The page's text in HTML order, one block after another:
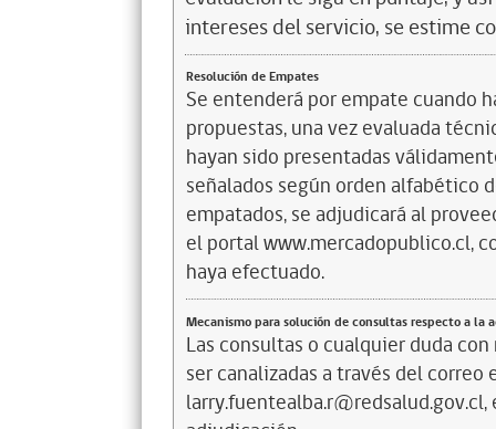
intereses del servicio, se estime
Resolución de Empates
Se entenderá por empate cuando
propuestas, una vez evaluada
hayan sido presentadas
señalados según orden alfabético
empatados, se adjudicará al
el portal www.mercadopublico.cl,
haya efectuado.
Mecanismo para solución de consultas respecto a la
Las consultas o cualquier duda
ser canalizadas a través del